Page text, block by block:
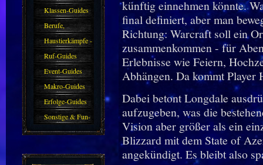
Klassen-Guides
Berufe,
Farmkarten und
Haustiere
Haustierkämpfe -
Guide
Ruf-Guides
Event-Guides
Makro-Guides
Erfolge-Guides
Sonstige & Fun-
Guides
künftig einnehmen könnte.
final definiert, aber man
Richtung: Warcraft soll ein
zusammenkommen - für
Erlebnisse wie Feiern,
Abhängen. Da kommt Player
Dabei betont Longdale
aufzugeben, was die
Vision aber größer als ein
Blizzard mit dem State of
angekündigt. Es bleibt also